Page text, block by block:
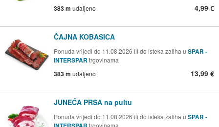
383 m udaljeno 4,99 €
ČAJNA KOBASICA
Ponuda vrijedi do 11.08.2026 ili do isteka zaliha u SPAR -
INTERSPAR trgovinama
383 m udaljeno 13,99 €
JUNEĆA PRSA na pultu
Ponuda vrijedi do 11.08.2026 ili do isteka zaliha u SPAR -
trgovinama